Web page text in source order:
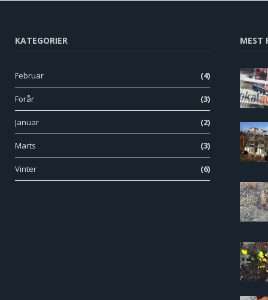
KATEGORIER
Februar (4)
Forår (3)
Januar (2)
Marts (3)
Vinter (6)
MEST